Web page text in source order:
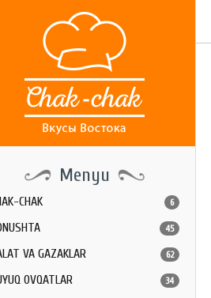
Menyu
CHAK 6
45
VA GAZAKLAR 62
OVQATLAR 34